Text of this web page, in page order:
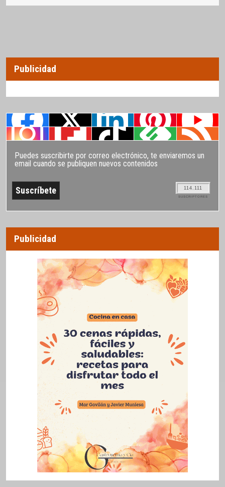
Publicidad
Puedes suscribirte por correo electrónico, te enviaremos un
email cuando se publiquen nuevos contenidos
114.111
SUSCRIPTORES
Publicidad